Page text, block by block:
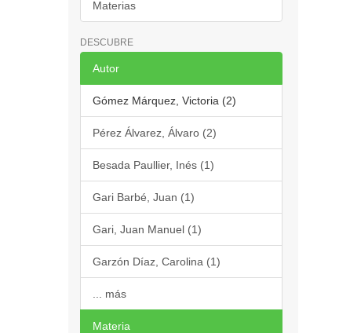
Materias
DESCUBRE
Autor
Gómez Márquez, Victoria (2)
Pérez Álvarez, Álvaro (2)
Besada Paullier, Inés (1)
Gari Barbé, Juan (1)
Gari, Juan Manuel (1)
Garzón Díaz, Carolina (1)
... más
Materia